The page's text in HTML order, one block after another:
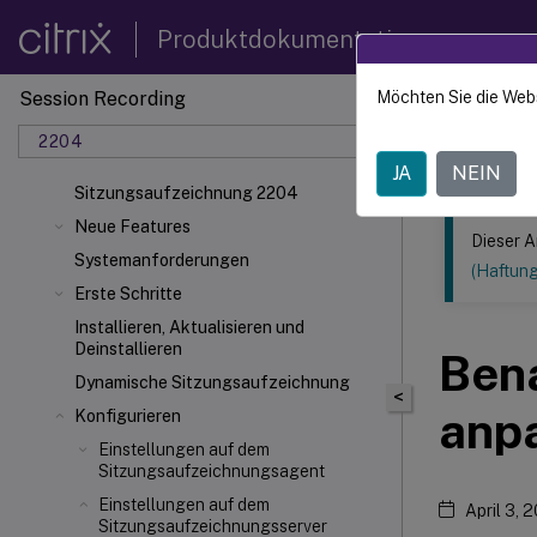
Produktdokumentation
Session Recording
2204
Sitzungsaufzeichnung 2204
Neue Features
Systemanforderungen
Erste Schritte
Installieren, Aktualisieren und
Deinstallieren
Dynamische Sitzungsaufzeichnung
Konfigurieren
Einstellungen auf dem
Sitzungsaufzeichnungsagent
Einstellungen auf dem
Sitzungsaufzeichnungsserver
Dieser Inhalt
<
Dieser
April 3,
Möchten Sie die
JA NEIN